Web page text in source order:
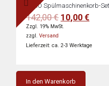
SARO Spülmaschinenkorb-
142,00€
Preis
142,00 €
10,00€
10,00
Zzgl. 19% MwSt.
zzgl. Versand
Lieferzeit: ca. 2-3 Werktage
In den Warenkorb